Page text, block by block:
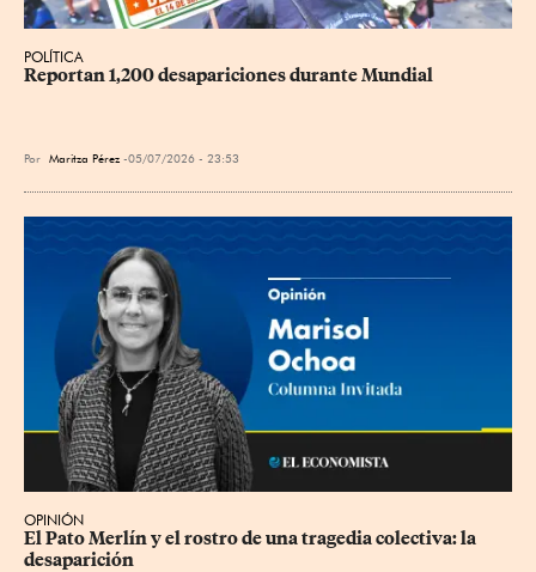
POLÍTICA
Reportan 1,200 desapariciones durante Mundial
Por Maritza Pérez 05/07/2026 - 23:53
OPINIÓN
El Pato Merlín y el rostro de una tragedia colectiva: la
desaparición